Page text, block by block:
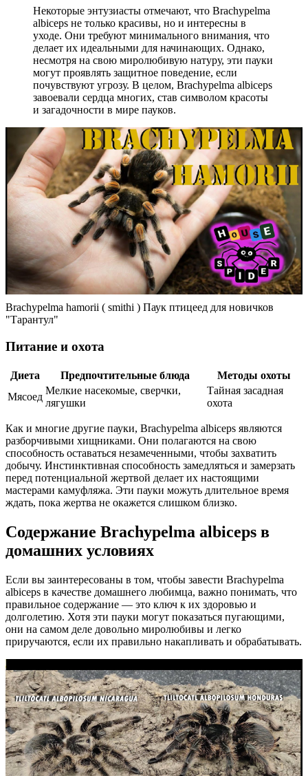
Некоторые энтузиасты отмечают, что Brachypelma
albiceps не только красивы, но и интересны в
уходе. Они требуют минимального внимания, что
делает их идеальными для начинающих. Однако,
несмотря на свою миролюбивую натуру, эти пауки
могут проявлять защитное поведение, если
почувствуют угрозу. В целом, Brachypelma albiceps
завоевали сердца многих, став символом красоты
и загадочности в мире пауков.
Brachypelma hamorii ( smithi ) Паук птицеед для новичков
"Тарантул"
Питание и охота
Диета Предпочтительные блюда
Методы охоты
Мясоед
Мелкие насекомые, сверчки,
лягушки
Тайная засадная
охота
Как и многие другие пауки, Brachypelma albiceps являются
разборчивыми хищниками. Они полагаются на свою
способность оставаться незамеченными, чтобы захватить
добычу. Инстинктивная способность замедляться и замерзать
перед потенциальной жертвой делает их настоящими
мастерами камуфляжа. Эти пауки можуть длительное время
ждать, пока жертва не окажется слишком близко.
Содержание Brachypelma albiceps в
домашних условиях
Если вы заинтересованы в том, чтобы завести Brachypelma
albiceps в качестве домашнего любимца, важно понимать, что
правильное содержание — это ключ к их здоровью и
долголетию. Хотя эти пауки могут показаться пугающими,
они на самом деле довольно миролюбивы и легко
приручаются, если их правильно накапливать и обрабатывать.